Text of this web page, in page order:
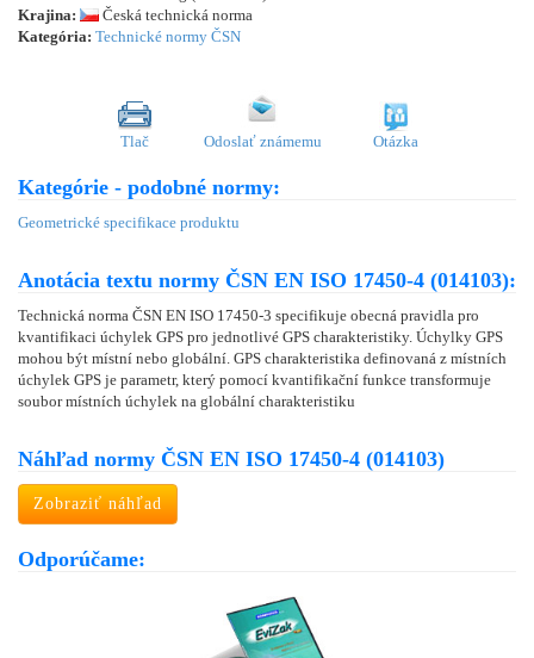
Krajina:
Česká technická norma
Kategória: Technické normy ČSN
Tlač Odoslať známemu Otázka
Kategórie - podobné normy:
Geometrické specifikace produktu
Anotácia textu normy ČSN EN ISO 17450-4 (014103):
Technická norma ČSN EN ISO 17450-3 specifikuje obecná pravidla pro
kvantifikaci úchylek GPS pro jednotlivé GPS charakteristiky. Úchylky GPS
mohou být místní nebo globální. GPS charakteristika definovaná z místních
úchylek GPS je parametr, který pomocí kvantifikační funkce transformuje
soubor místních úchylek na globální charakteristiku
Náhľad normy ČSN EN ISO 17450-4 (014103)
Zobraziť náhľad
Odporúčame: